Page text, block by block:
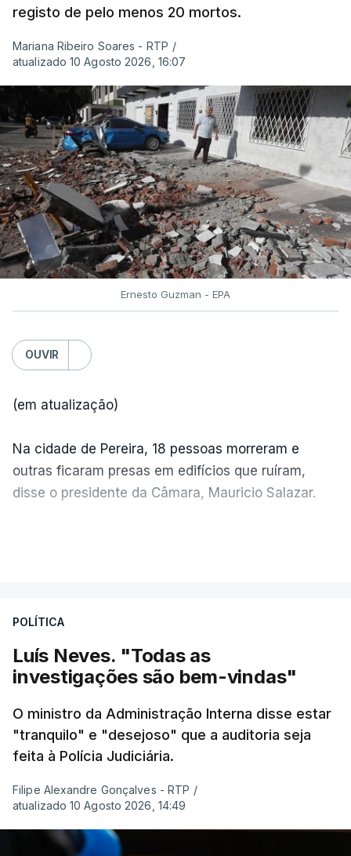
registo de pelo menos 20 mortos.
Mariana Ribeiro Soares - RTP /
atualizado 10 Agosto 2026, 16:07
Ernesto Guzman - EPA
OUVIR
(em atualização)
Na cidade de Pereira, 18 pessoas morreram e
outras ficaram presas em edifícios que ruíram,
disse o presidente da Câmara, Mauricio Salazar.
"A situação é crítica",
entrevista à Rádio Caracol.
Pelo menos 20 prédios desabaram na cidade de
Cali, com várias pessoas presas nos escombros,
disse o autarca Alejandro Eder à agência Reuters.
segundo os Serviços Geológicos dos Estados
(13h34 em Lisboa) e teve o epicentro na localidade
POLÍTICA
Luís Neves. "Todas as
investigações são bem-vindas"
O ministro da Administração Interna disse estar
"tranquilo" e "desejoso" que a auditoria seja
feita à Polícia Judiciária.
Filipe Alexandre Gonçalves - RTP /
atualizado 10 Agosto 2026, 14:49